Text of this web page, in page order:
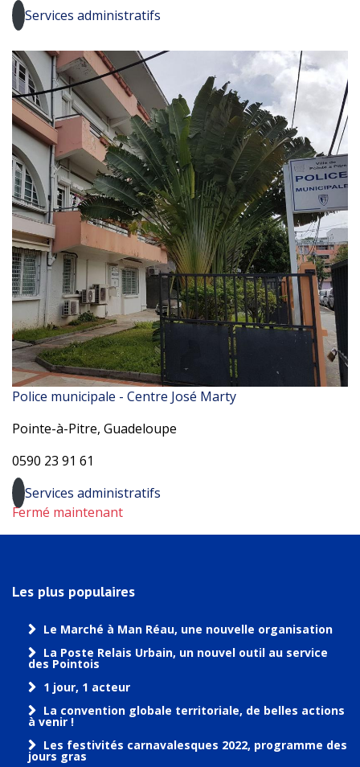
Services administratifs
Police municipale - Centre José Marty
Pointe-à-Pitre, Guadeloupe
0590 23 91 61
Services administratifs
Fermé maintenant
Les plus populaires
Le Marché à Man Réau, une nouvelle organisation
La Poste Relais Urbain, un nouvel outil au service
des Pointois
1 jour, 1 acteur
La convention globale territoriale, de belles actions
à venir !
Les festivités carnavalesques 2022, programme des
jours gras